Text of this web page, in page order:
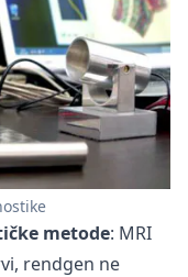
metode: MRI
rendgen ne